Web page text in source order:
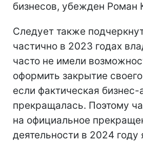
бизнесов, убежден Роман
Следует также
частично в 2023 годах
часто не имели
оформить закрытие
если фактическая бизнес-
прекращалась. Поэтому
на официальное
деятельности в 2024 году